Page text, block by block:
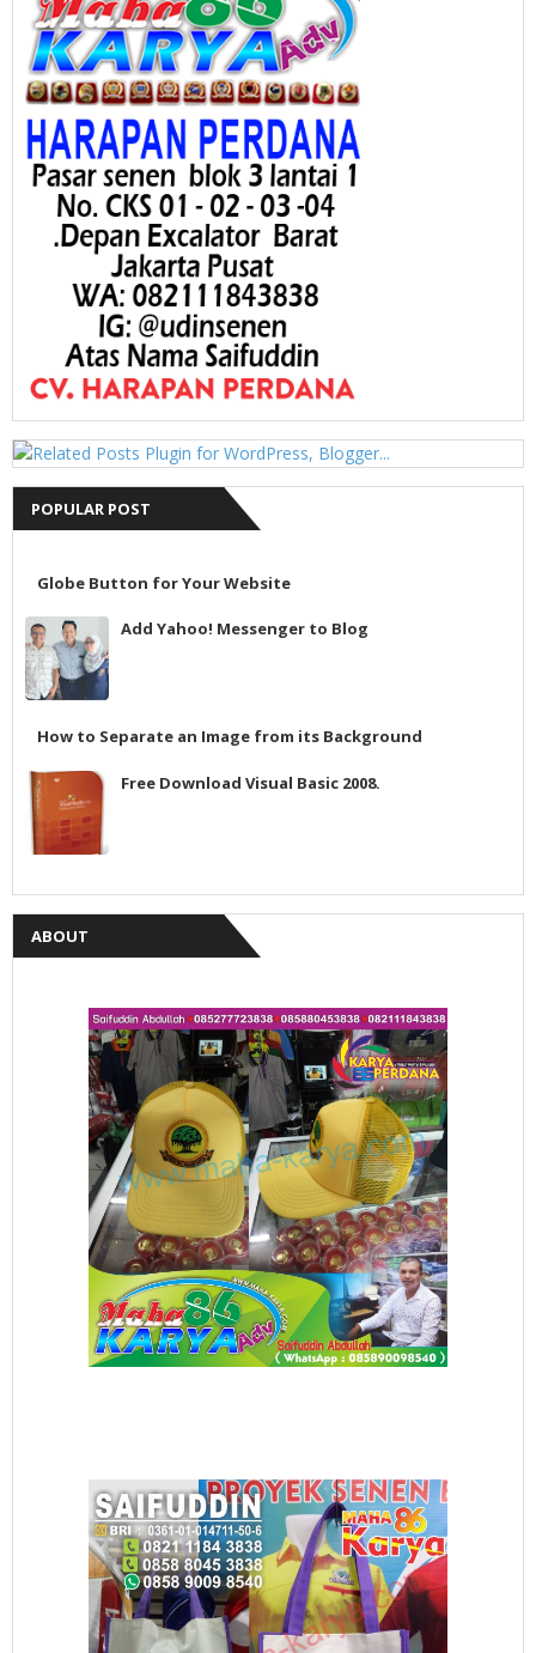
POPULAR POST
Globe Button for Your Website
Add Yahoo! Messenger to Blog
How to Separate an Image from its Background
Free Download Visual Basic 2008.
ABOUT